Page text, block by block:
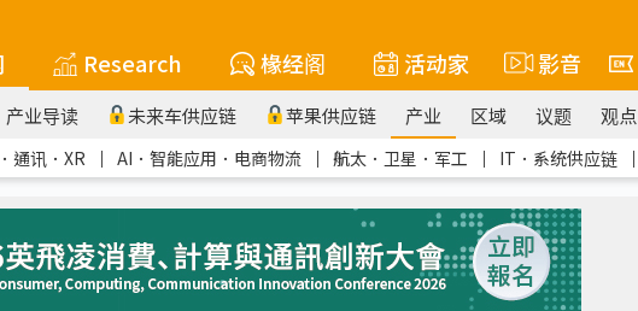
Research 椽经阁 活动家 影音
产业导读 未来车供应链 苹果供应链 产业 区域 议题 观点
通讯．XR ｜ AI．智能应用．电商物流 ｜ 航太．卫星．军工 ｜ IT．系统供应链 ｜